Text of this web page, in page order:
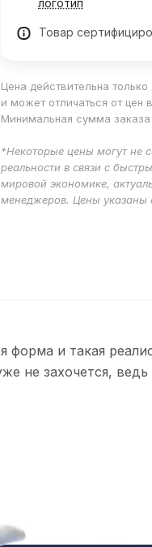
логотип
Товар
Цена действительна
и может отличаться от цен
Минимальная сумма
*Некоторые цены могут не
реальности в связи с
мировой экономике,
менеджеров. Цены указаны
форма и такая
не захочется,